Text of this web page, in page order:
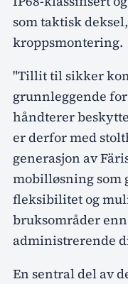
som taktisk
kroppsmontering.
"Tillit til sikker
grunnleggende
håndterer
er derfor med
generasjon av
mobilløsning som
fleksibilitet og
bruksområder
administrerende
En sentral del av